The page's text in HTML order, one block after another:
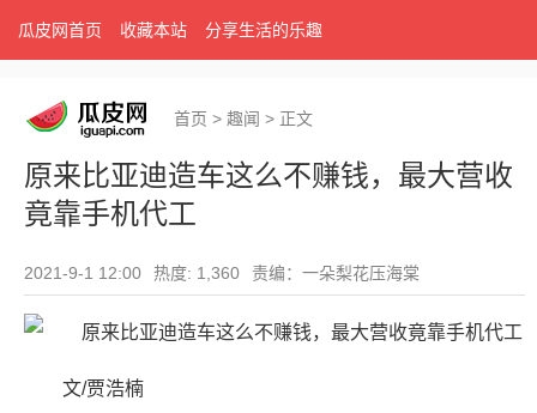
瓜皮网首页 收藏本站 分享生活的乐趣
首页 > 趣闻 > 正文
原来比亚迪造车这么不赚钱，最大营收
竟靠手机代工
2021-9-1 12:00 热度: 1,360 责编：一朵梨花压海棠
文/贾浩楠